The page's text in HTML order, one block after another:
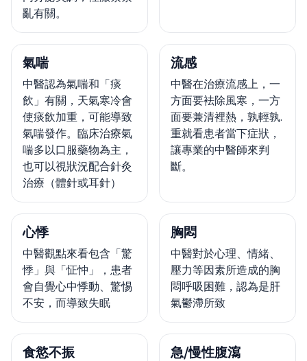
亂有關。
氣喘
中醫認為氣喘和「痰
飲」有關，天氣寒冷會
使痰飲加重，可能導致
氣喘發作。臨床治療氣
喘多以口服藥物為主，
也可以視狀況配合針灸
治療（體針或耳針）
流感
中醫在治療流感上，一
方面要袪除風寒，一方
面要兼清裡熱，孰輕孰.
重就看患者當下症狀，
讓專業的中醫師來判
斷。
心悸
中醫觀點來看包含「驚
悸」與「怔忡」，患者
會自覺心中悸動、驚惕
不安，而導致失眠
胸悶
中醫對於心理、情緒、
壓力等因素所造成的胸
悶呼吸困難，認為是肝
氣鬱滯所致
食慾不振 急/慢性腹瀉